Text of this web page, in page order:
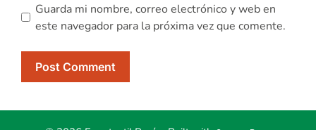
Guarda mi nombre, correo electrónico y web en
este navegador para la próxima vez que comente.